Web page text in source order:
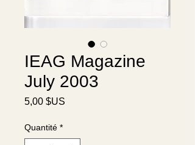
IEAG Magazine
July 2003
5,00 $US
Quantité *
USEnglish
DEGerman· Deutsch